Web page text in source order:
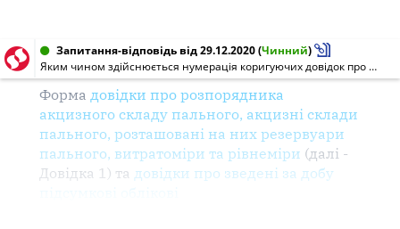
Запитання-відповідь від 29.12.2020(Чинний)
Яким чином здійснюється нумерація коригуючих довідок про зведені за добу підсумкові облікові дані щодо обсягів обігу (отримання/відпуску) та залишків пального на акцизному складі пального та коригуючих довідок про розпорядника акцизного складу пального, акцизні склади пального, розташовані на них резервуари пального, витратоміри та рівнеміри?
Форма довідки про розпорядника
акцизного складу пального, акцизні склади
пального, розташовані на них резервуари
пального, витратоміри та рівнеміри (далі -
Довідка 1) та довідки про зведені за добу